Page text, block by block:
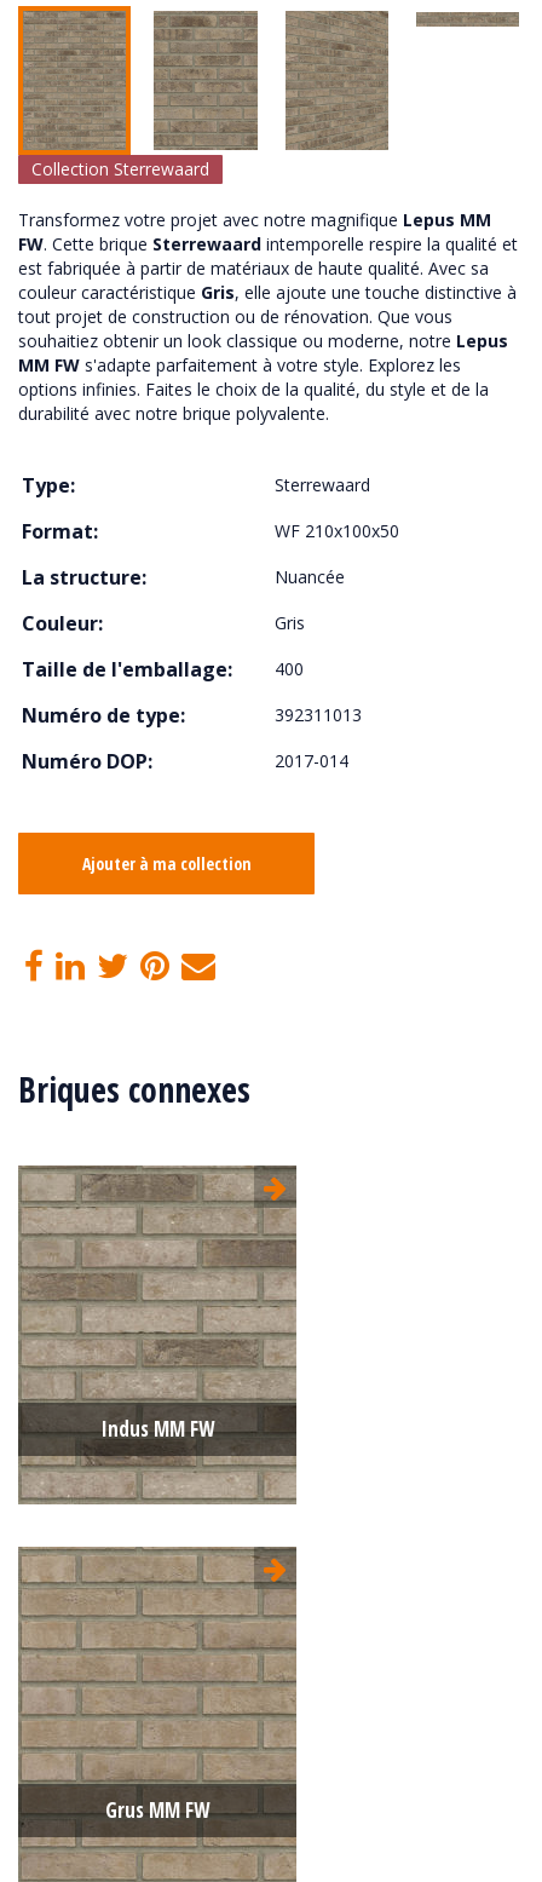
Collection Sterrewaard
Transformez votre projet avec notre magnifique Lepus MM
FW. Cette brique Sterrewaard intemporelle respire la qualité et
est fabriquée à partir de matériaux de haute qualité. Avec sa
couleur caractéristique Gris, elle ajoute une touche distinctive à
tout projet de construction ou de rénovation. Que vous
souhaitiez obtenir un look classique ou moderne, notre Lepus
MM FW s'adapte parfaitement à votre style. Explorez les
options infinies. Faites le choix de la qualité, du style et de la
durabilité avec notre brique polyvalente.
Type: Sterrewaard
Format: WF 210x100x50
La structure: Nuancée
Couleur: Gris
Taille de l'emballage: 400
Numéro de type: 392311013
Numéro DOP: 2017-014
Ajouter à ma collection
Briques connexes
Indus MM FW
Type:
Sterrewaard
Format:
WF 210x100x50
La structure:
Nuancée
Couleur:
Gris
Grus MM FW